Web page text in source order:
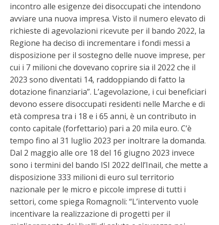
incontro alle esigenze dei disoccupati che intendono
avviare una nuova impresa. Visto il numero elevato di
richieste di agevolazioni ricevute per il bando 2022, la
Regione ha deciso di incrementare i fondi messi a
disposizione per il sostegno delle nuove imprese, per
cui i 7 milioni che dovevano coprire sia il 2022 che il
2023 sono diventati 14, raddoppiando di fatto la
dotazione finanziaria”. L’agevolazione, i cui beneficiari
devono essere disoccupati residenti nelle Marche e di
età compresa tra i 18 e i 65 anni, è un contributo in
conto capitale (forfettario) pari a 20 mila euro. C’è
tempo fino al 31 luglio 2023 per inoltrare la domanda.
Dal 2 maggio alle ore 18 del 16 giugno 2023 invece
sono i termini del bando ISI 2022 dell’Inail, che mette a
disposizione 333 milioni di euro sul territorio
nazionale per le micro e piccole imprese di tutti i
settori, come spiega Romagnoli: “L’intervento vuole
incentivare la realizzazione di progetti per il